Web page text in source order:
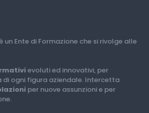
un Ente di Formazione che si rivolge alle
evoluti ed innovativi, per
di ogni figura aziendale. Intercetta
per nuove assunzioni e per